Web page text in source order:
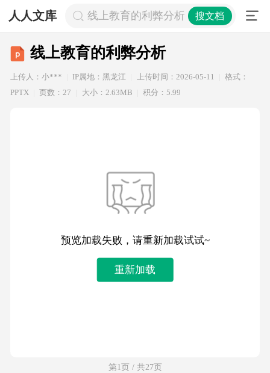
人人文库 线上教育的利弊分析 搜文档
线上教育的利弊分析
上传人：小*** IP属地：黑龙江 上传时间：2026-05-11
格式：
PPTX
页数：27 大小：2.63MB 积分：5.99
预览加载失败，请重新加载试试~
重新加载
第1页 / 共27页